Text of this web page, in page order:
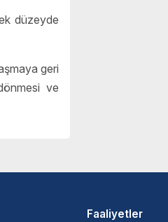
düzeyde
geri
ve
Faaliyetler